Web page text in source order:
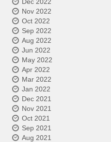
Nov 2022
Oct 2022
Sep 2022
Aug 2022
Jun 2022
May 2022
Apr 2022
Mar 2022
Jan 2022
Dec 2021
Nov 2021
Oct 2021
Sep 2021
Aug 2021